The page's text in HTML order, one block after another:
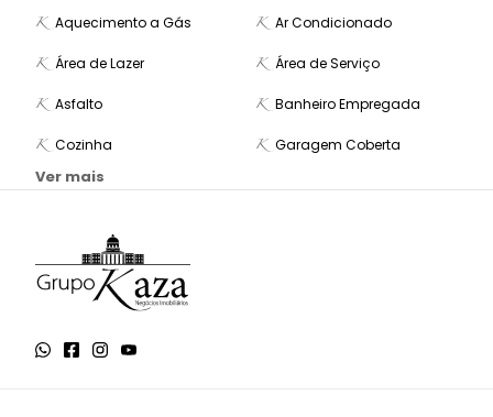
Aquecimento a Gás Ar Condicionado
Área de Lazer Área de Serviço
Asfalto Banheiro Empregada
Cozinha Garagem Coberta
Ver mais